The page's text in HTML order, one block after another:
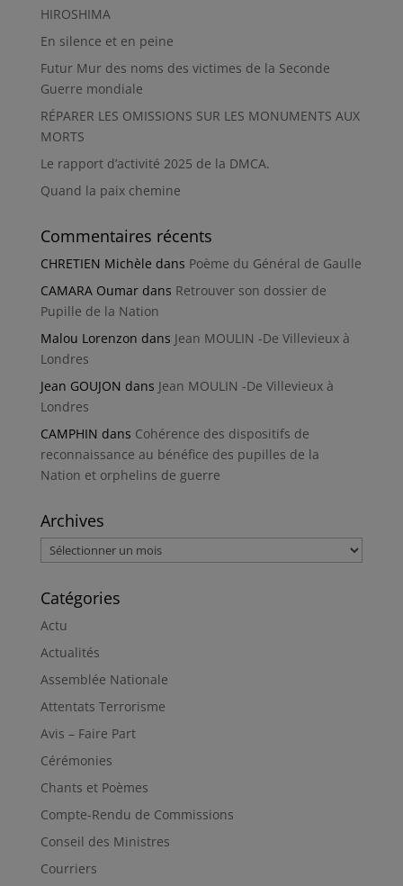
HIROSHIMA
En silence et en peine
Futur Mur des noms des victimes de la Seconde
Guerre mondiale
RÉPARER LES OMISSIONS SUR LES MONUMENTS AUX
MORTS
Le rapport d’activité 2025 de la DMCA.
Quand la paix chemine
Commentaires récents
CHRETIEN Michèle dans Poème du Général de Gaulle
CAMARA Oumardans Retrouver son dossier de
Pupille de la Nation
Malou Lorenzon dans Jean MOULIN -De Villevieux à
Londres
Jean GOUJON dans Jean MOULIN -De Villevieux à
Londres
CAMPHIN dans Cohérence des dispositifs de
reconnaissance au bénéfice des pupilles de la
Nation et orphelins de guerre
Archives
Archives
Catégories
Actu
Actualités
Assemblée Nationale
Attentats Terrorisme
Avis – Faire Part
Cérémonies
Chants et Poèmes
Compte-Rendu de Commissions
Conseil des Ministres
Courriers